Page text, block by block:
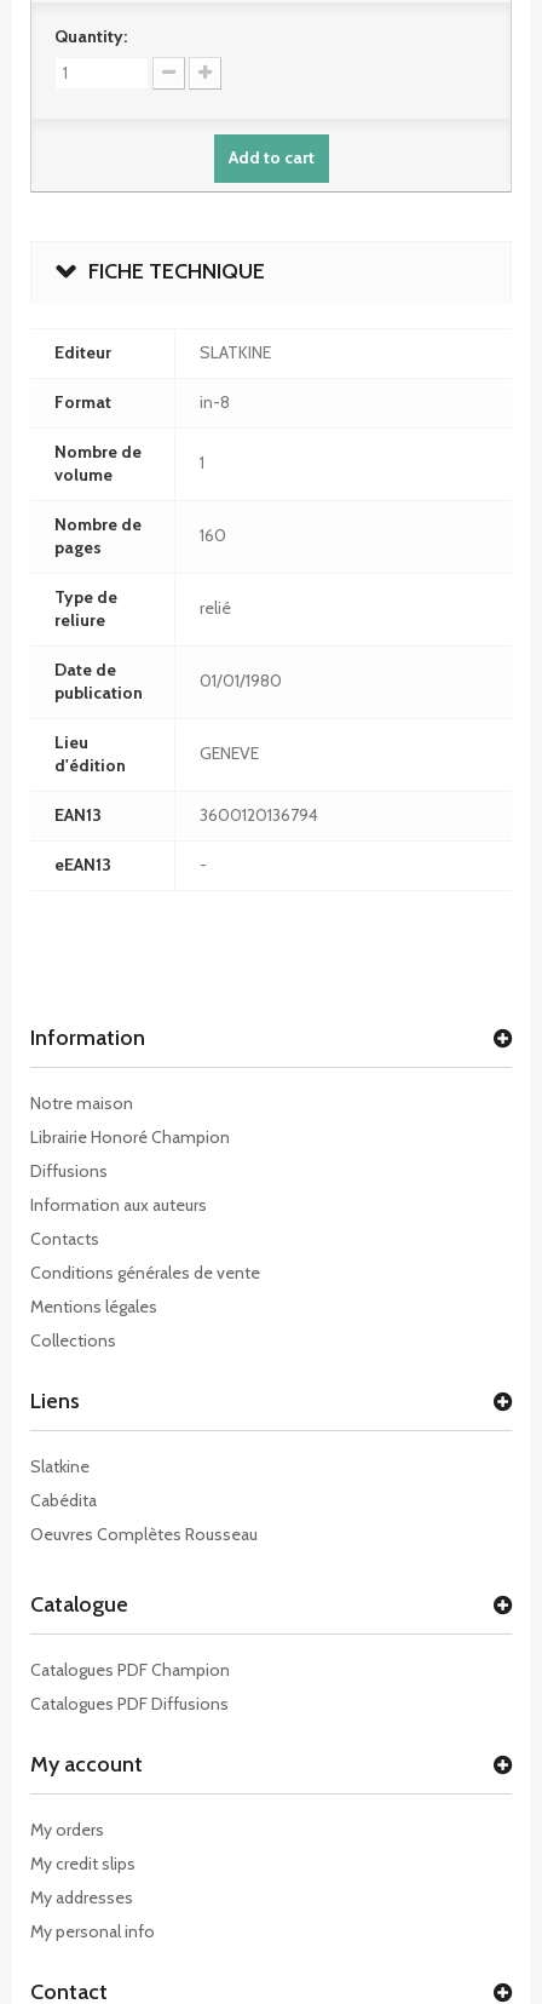
Quantity:
Add to cart
FICHE TECHNIQUE
Editeur SLATKINE
Format in-8
Nombre de
volume
1
Nombre de
pages
160
Type de
reliure
relié
Date de
publication
01/01/1980
Lieu
d'édition
GENEVE
EAN13 3600120136794
eEAN13 -
Information
Notre maison
Librairie Honoré Champion
Diffusions
Information aux auteurs
Contacts
Conditions générales de vente
Mentions légales
Collections
Liens
Slatkine
Cabédita
Oeuvres Complètes Rousseau
Catalogue
Catalogues PDF Champion
Catalogues PDF Diffusions
My account
My orders
My credit slips
My addresses
My personal info
Contact